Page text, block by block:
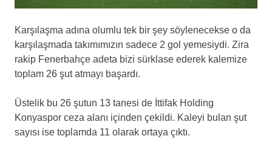
Karşılaşma adına olumlu tek bir şey söylenecekse o da
karşılaşmada takımımızın sadece 2 gol yemesiydi. Zira
rakip Fenerbahçe adeta bizi sürklase ederek kalemize
toplam 26 şut atmayı başardı.
Üstelik bu 26 şutun 13 tanesi de İttifak Holding
Konyaspor ceza alanı içinden çekildi. Kaleyi bulan şut
sayısı ise toplamda 11 olarak ortaya çıktı.